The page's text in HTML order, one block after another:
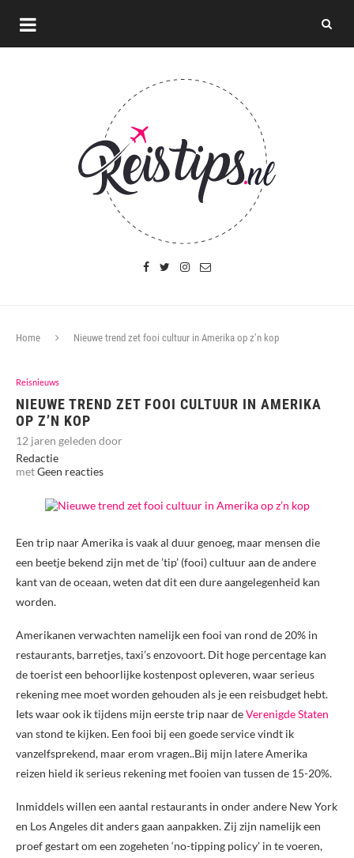
Home Nieuwe trend zet fooi cultuur in Amerika op z’n kop
Reisnieuws
NIEUWE TREND ZET FOOI CULTUUR IN AMERIKA
OP Z’N KOP
12 jaren geleden door
Redactie
metGeen reacties
Een trip naar Amerika is vaak al duur genoeg, maar mensen die
een beetje bekend zijn met de ’tip’ (fooi) cultuur aan de andere
kant van de oceaan, weten dat dit een dure aangelegenheid kan
worden.
Amerikanen verwachten namelijk een fooi van rond de 20% in
restaurants, barretjes, taxi’s enzovoort. Dit hoge percentage kan
de toerist een behoorlijke kostenpost opleveren, waar serieus
rekening mee moet worden gehouden als je een reisbudget hebt.
Iets waar ook ik tijdens mijn eerste trip naar deVerenigde Staten
van stond te kijken. Een fooi bij een goede service vindt ik
vanzelfsprekend, maar erom vragen..Bij mijn latere Amerika
reizen hield ik serieus rekening met fooien van tussen de 15-20%.
Inmiddels willen een aantal restaurants in onder andere New York
en Los Angeles dit anders gaan aanpakken. Zij zijn namelijk een
proef gestart om een zogeheten ‘no-tipping policy’ in te voeren,